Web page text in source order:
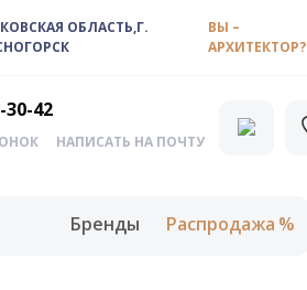
ОБЛАСТЬ,Г.
ВЫ –
АРХИТЕКТОР?
30-42
НАПИСАТЬ НА ПОЧТУ
Бренды Распродажа